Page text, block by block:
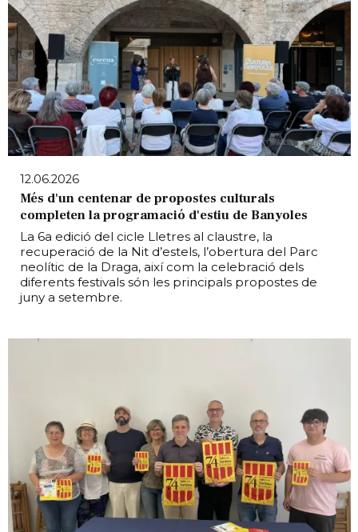
12.06.2026
Més d'un centenar de propostes culturals
completen la programació d'estiu de Banyoles
La 6a edició del cicle Lletres al claustre, la
recuperació de la Nit d’estels, l’obertura del Parc
neolític de la Draga, així com la celebració dels
diferents festivals són les principals propostes de
juny a setembre.